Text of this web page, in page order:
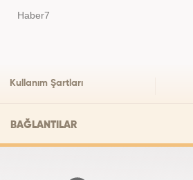
Haber7
Kullanım Şartları
BAĞLANTILAR